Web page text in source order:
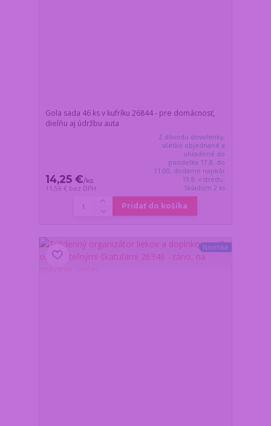
Gola sada 46 ks v kufríku 26844 - pre domácnosť,
dielňu aj údržbu auta
14,25 €/ks
11,59 € bez DPH
Z dôvodu dovolenky,
všetko objednané a
uhradené do
pondelka 17.8. do
11:00, dodáme najskôr
19.8. v stredu.
Skladom 2 ks
Pridať do košíka
Novinka